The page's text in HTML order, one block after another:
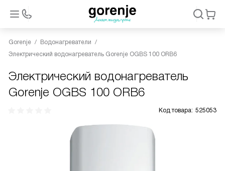
Gorenje
Водонагреватели
Электрический водонагреватель Gorenje OGBS 100 ORB6
Электрический водонагреватель
Gorenje OGBS 100 ORB6
Код товара: 525053